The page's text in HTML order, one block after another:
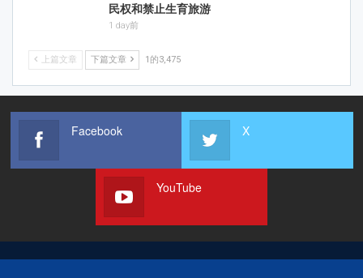
民权和禁止生育旅游
1 day前
上篇文章 下篇文章 1的3,475
Facebook X
YouTube